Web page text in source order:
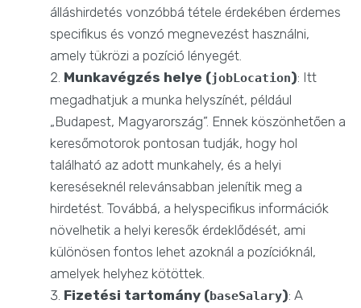
álláshirdetés vonzóbbá tétele érdekében érdemes
specifikus és vonzó megnevezést használni,
amely tükrözi a pozíció lényegét.
Munkavégzés helye (jobLocation): Itt
megadhatjuk a munka helyszínét, például
„Budapest, Magyarország”. Ennek köszönhetően a
keresőmotorok pontosan tudják, hogy hol
található az adott munkahely, és a helyi
kereséseknél relevánsabban jelenítik meg a
hirdetést. Továbbá, a helyspecifikus információk
növelhetik a helyi keresők érdeklődését, ami
különösen fontos lehet azoknál a pozícióknál,
amelyek helyhez kötöttek.
Fizetési tartomány (baseSalary): A